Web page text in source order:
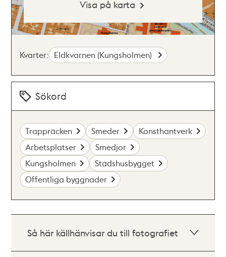
Visa på karta
Kvarter: Eldkvarnen (Kungsholmen)
Sökord
Trappräcken Smeder
Konsthantverk
Arbetsplatser
Smedjor
Kungsholmen
Stadshusbygget
Offentliga byggnader
Så här källhänvisar du till fotografiet